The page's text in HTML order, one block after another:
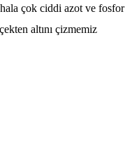
çok ciddi azot ve fosfor
altını çizmemiz